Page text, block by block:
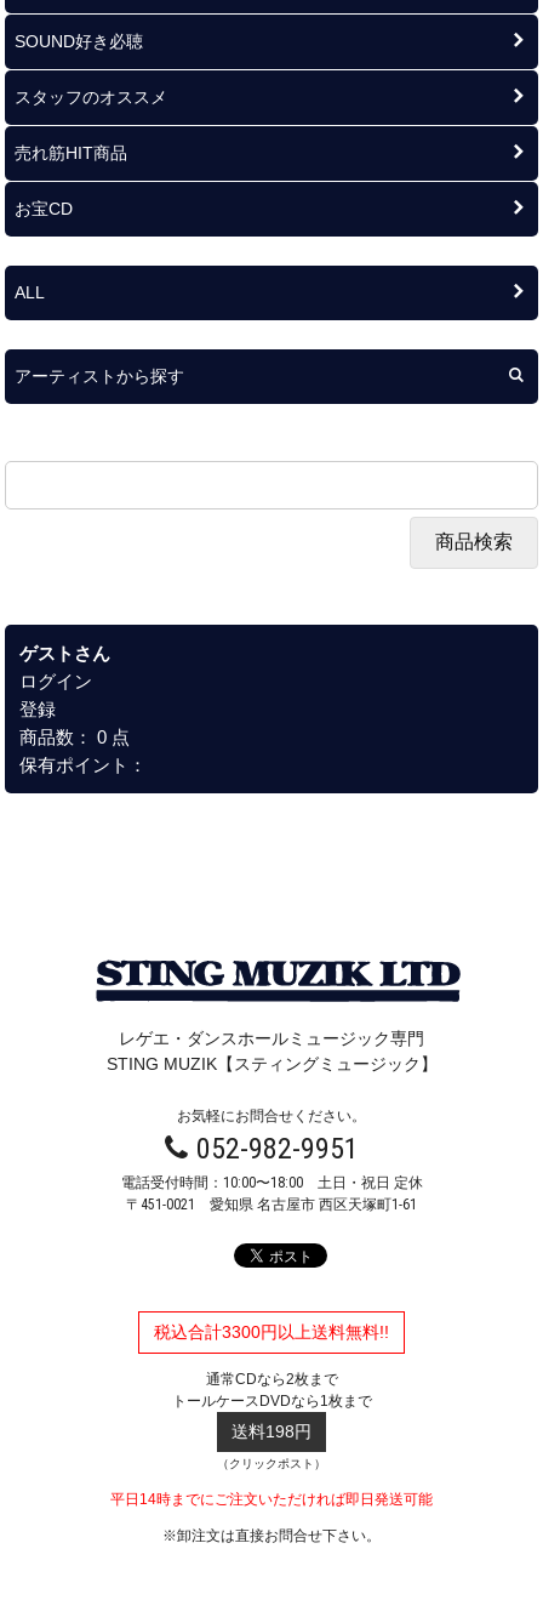
SOUND好き必聴
スタッフのオススメ
売れ筋HIT商品
お宝CD
ALL
アーティストから探す
ゲストさん
ログイン
登録
商品数： 0 点
保有ポイント：
レゲエ・ダンスホールミュージック専門
STING MUZIK【スティングミュージック】
お気軽にお問合せください。
052-982-9951
電話受付時間：10:00〜18:00 土日・祝日 定休
〒451-0021 愛知県 名古屋市 西区天塚町1-61
税込合計3300円以上送料無料!!
通常CDなら2枚まで
トールケースDVDなら1枚まで
送料198円
（クリックポスト）
平日14時までにご注文いただければ即日発送可能
※卸注文は直接お問合せ下さい。